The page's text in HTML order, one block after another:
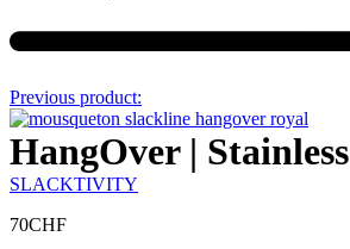
Previous product:
HangOver | Stainless
SLACKTIVITY
70CHF